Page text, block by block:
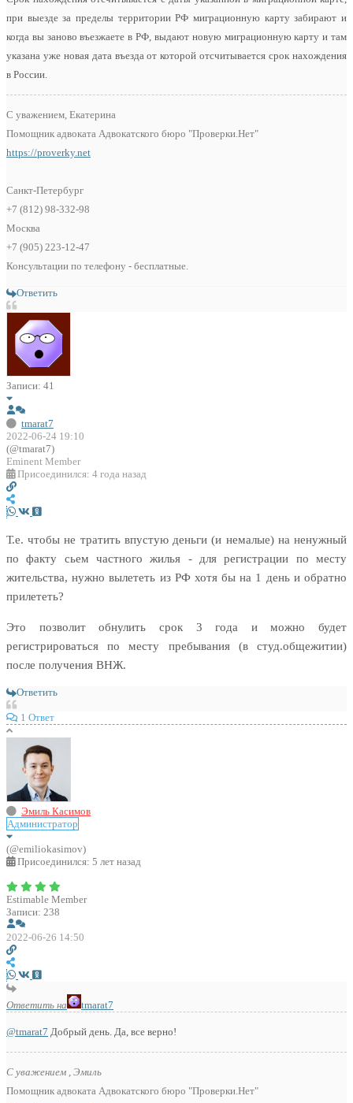
при выезде за пределы территории РФ миграционную карту забирают и
когда вы заново въезжаете в РФ, выдают новую миграционную карту и там
указана уже новая дата въезда от которой отсчитывается срок нахождения
в России.
С уважением, Екатерина
Помощник адвоката Адвокатского бюро "Проверки.Нет"
https://proverky.net
Санкт-Петербург
+7 (812) 98-332-98
Москва
+7 (905) 223-12-47
Консультации по телефону - бесплатные.
Ответить
Записи: 41
tmarat7
2022-06-24 19:10
(@tmarat7)
Eminent Member
Присоединился: 4 года назад
Т.е. чтобы не тратить впустую деньги (и немалые) на ненужный
по факту сьем частного жилья - для регистрации по месту
жительства, нужно вылететь из РФ хотя бы на 1 день и обратно
прилететь?
Это позволит обнулить срок 3 года и можно будет
регистрироваться по месту пребывания (в студ.общежитии)
после получения ВНЖ.
Ответить
1 Ответ
Эмиль Касимов
Администратор
(@emiliokasimov)
Присоединился: 5 лет назад
Estimable Member
Записи: 238
2022-06-26 14:50
Ответить на tmarat7
@tmarat7 Добрый день. Да, все верно!
С уважением , Эмиль
Помощник адвоката Адвокатского бюро "Проверки.Нет"